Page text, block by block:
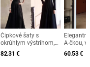
Čipkové šaty s
okrúhlym výstrihom,
bez rukávov, dlhé šaty,
polyester
82.31 €
A-čkou,
pásom a
golierom
60.53€